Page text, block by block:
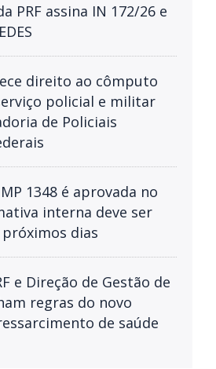
PRF assina IN 172/26 e
direito ao cômputo
policial e militar
de Policiais
1348 é aprovada no
interna deve ser
dias
e Direção de Gestão de
regras do novo
de saúde